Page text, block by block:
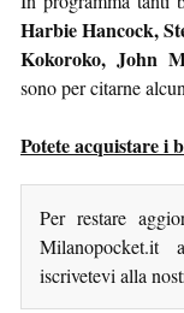
Harbie Hancock,
Kokoroko, John
sono per citarne
Potete acquistare i
Per restare
Milanopocket.it
iscrivetevi alla